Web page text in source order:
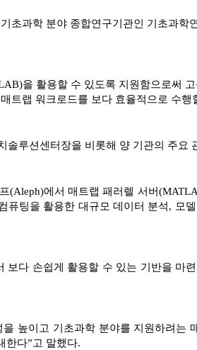
과학 분야 종합연구기관인 기초과학
을 활용할 수 있도록 지원함으로써
트랩 워크로드를 보다 효율적으로 수행
루션센터장을 비롯해 양 기관의 주요
에서 매트랩 패러렐 서버
팅을 활용한 대규모 데이터 분석, 모
다 손쉽게 활용할 수 있는 기반을 마
높이고 기초과학 분야를 지원하려는
한다”고 말했다.